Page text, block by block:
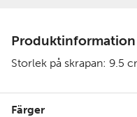
Produktinformation
Storlek på skrapan: 9.5
Färger